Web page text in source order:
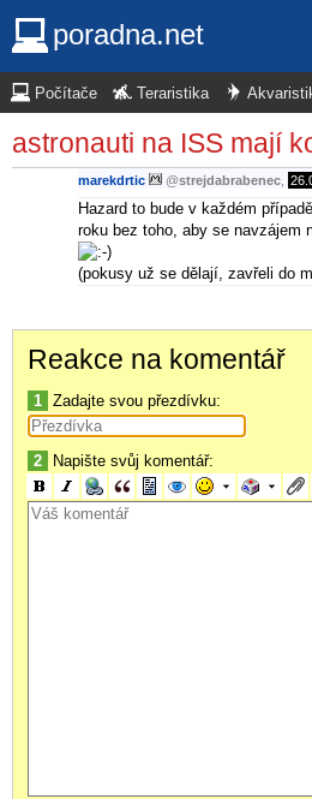
poradna.net
Počítače Teraristika
astronauti na ISS mají
marekdrtic @strejdabrabenec
Hazard to bude v každém
roku bez toho, aby se navzájem
(pokusy už se dělají, zavřeli do
Reakce na komentář
1 Zadajte svou přezdívku:
2 Napište svůj komentář: